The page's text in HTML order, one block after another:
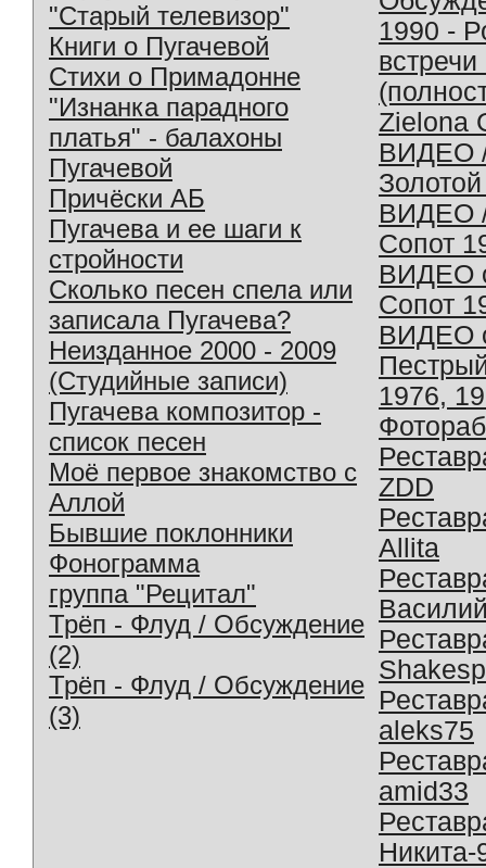
"Старый телевизор"
Книги о Пугачевой
Стихи о Примадонне
"Изнанка парадного
платья" - балахоны
Пугачевой
Причёски АБ
Пугачева и ее шаги к
стройности
Сколько песен спела или
записала Пугачева?
Неизданное 2000 - 2009
(Студийные записи)
Пугачева композитор -
список песен
Моё первое знакомство с
Аллой
Бывшие поклонники
Фонограмма
группа "Рецитал"
Трёп - Флуд / Обсуждение
(2)
Трёп - Флуд / Обсуждение
(3)
1990 -
Zielona
ВИДЕО
ВИДЕО
Сопот
ВИДЕО
Сопот
ВИДЕО
1976,
ZDD
Allita
aleks75
amid33
Никита-